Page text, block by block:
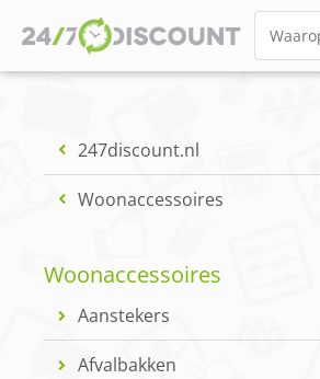
247discount.nl
Woonaccessoires
Woonaccessoires
Aanstekers
Afvalbakken